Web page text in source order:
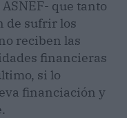
que tanto
de sufrir los
reciben las
financieras
si lo
financiación y